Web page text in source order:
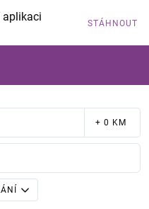
aplikaci STÁHNOUT
+ 0 KM